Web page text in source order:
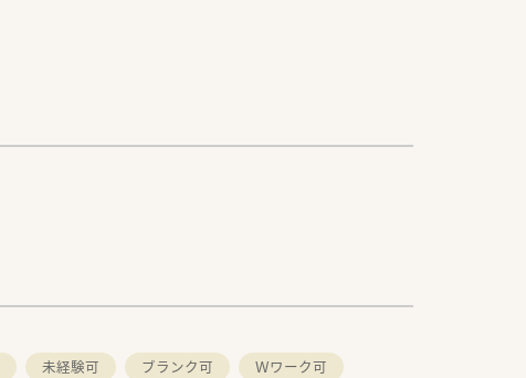
未経験可 ブランク可
Ｗワーク可